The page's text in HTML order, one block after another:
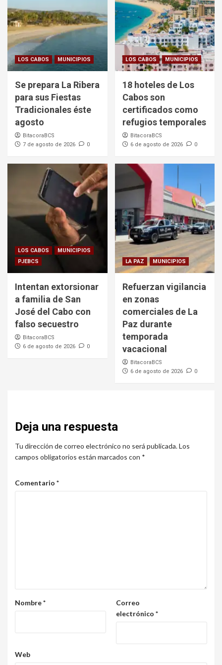
LOS CABOS MUNICIPIOS
Se prepara La Ribera
para sus Fiestas
Tradicionales éste
agosto
BitacoraBCS
7 de agosto de 2026
0
LOS CABOS MUNICIPIOS
18 hoteles de Los
Cabos son
certificados como
refugios temporales
BitacoraBCS
6 de agosto de 2026
0
LOS CABOS
MUNICIPIOS
PJEBCS
Intentan extorsionar
a familia de San
José del Cabo con
falso secuestro
BitacoraBCS
6 de agosto de 2026
0
LA PAZ MUNICIPIOS
Refuerzan vigilancia
en zonas
comerciales de La
Paz durante
temporada
vacacional
BitacoraBCS
6 de agosto de 2026
0
Deja una respuesta
Tu dirección de correo electrónico no será publicada.Los
campos obligatorios están marcados con *
Comentario *
Nombre*
Correo
electrónico *
Web